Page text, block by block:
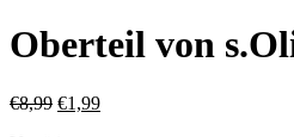
Oberteil von
€8,99 Ursprünglicher
€1,99Aktueller